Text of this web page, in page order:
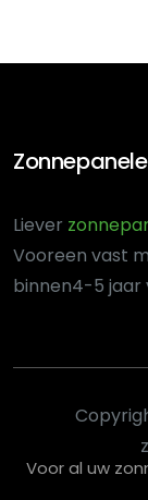
Liever
Vooreen vast
binnen4-5 jaar
Voor al uw